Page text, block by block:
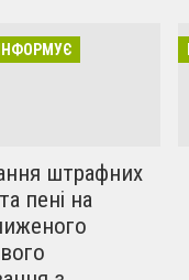
штрафних
пені на